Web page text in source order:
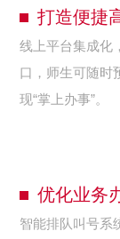
打造便捷
线上平台集成化
口，师生可随时
现“掌上办事”。
优化业务
智能排队叫号系